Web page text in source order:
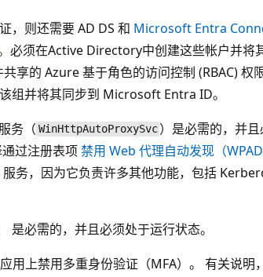
，则还需要 AD DS 和 Microsoft Entra
必须在Active Directory中创建这些帐户并
享的 Azure 基于角色的访问控制 (RBAC) 权
组并将其同步到 Microsoft Entra ID。
务（ WinHttpAutoProxySvc ）是必需的，并
过注册表项禁用 Web 代理自动发现（WPAD
服务，因为它负责许多其他功能，包括
是必需的，并且必须处于运行状态。
用上禁用多重身份验证（MFA）。 有关说明